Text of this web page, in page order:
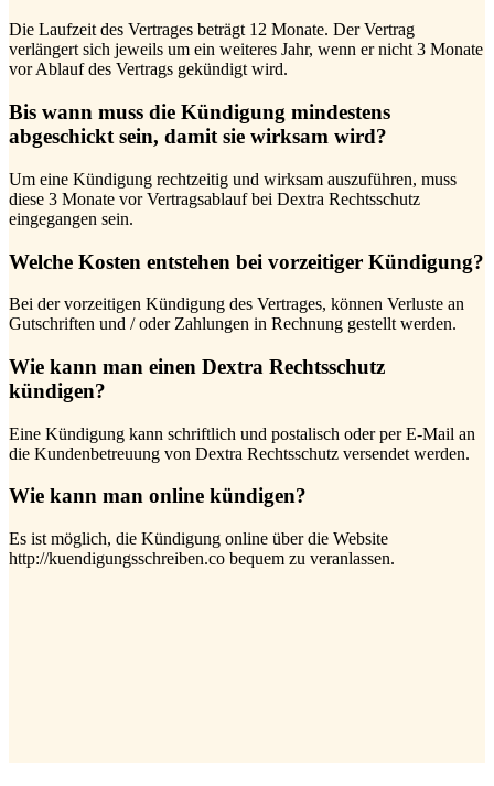
Die Laufzeit des Vertrages beträgt 12 Monate. Der Vertrag
verlängert sich jeweils um ein weiteres Jahr, wenn er nicht 3 Monate
vor Ablauf des Vertrags gekündigt wird.
Bis wann muss die Kündigung mindestens
abgeschickt sein, damit sie wirksam wird?
Um eine Kündigung rechtzeitig und wirksam auszuführen, muss
diese 3 Monate vor Vertragsablauf bei Dextra Rechtsschutz
eingegangen sein.
Welche Kosten entstehen bei vorzeitiger Kündigung?
Bei der vorzeitigen Kündigung des Vertrages, können Verluste an
Gutschriften und / oder Zahlungen in Rechnung gestellt werden.
Wie kann man einen Dextra Rechtsschutz
kündigen?
Eine Kündigung kann schriftlich und postalisch oder per E-Mail an
die Kundenbetreuung von Dextra Rechtsschutz versendet werden.
Wie kann man online kündigen?
Es ist möglich, die Kündigung online über die Website
http://kuendigungsschreiben.co bequem zu veranlassen.